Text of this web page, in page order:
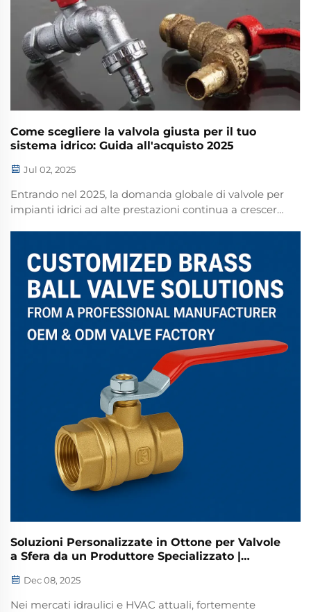
Come scegliere la valvola giusta per il tuo
sistema idrico: Guida all'acquisto 2025
Jul 02, 2025
Entrando nel 2025, la domanda globale di valvole per
impianti idrici ad alte prestazioni continua a crescere
una crescente attenzione alla conservazione
dell'acqua e alla resilienza delle infrastrutture, le
valvole...
Soluzioni Personalizzate in Ottone per Valvole
a Sfera da un Produttore Specializzato |
Dec 08, 2025
Nei mercati idraulici e HVAC attuali, fortemente